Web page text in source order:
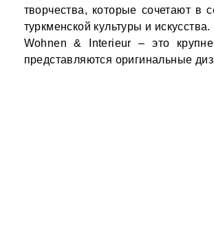
творчества, которые сочетают в
туркменской культуры и искусства.
Wohnen & Interieur – это
представляются оригинальные